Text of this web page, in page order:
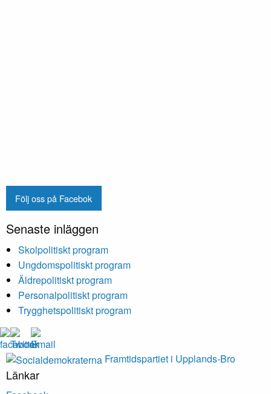
Följ oss på Facebok
Senaste inläggen
Skolpolitiskt program
Ungdomspolitiskt program
Äldrepolitiskt program
Personalpolitiskt program
Trygghetspolitiskt program
Framtidspartiet i Upplands-Bro
Länkar